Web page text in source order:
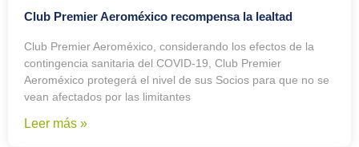
Club Premier Aeroméxico recompensa la lealtad
Club Premier Aeroméxico, considerando los efectos de la
contingencia sanitaria del COVID-19, Club Premier
Aeroméxico protegerá el nivel de sus Socios para que no se
vean afectados por las limitantes
Leer más »